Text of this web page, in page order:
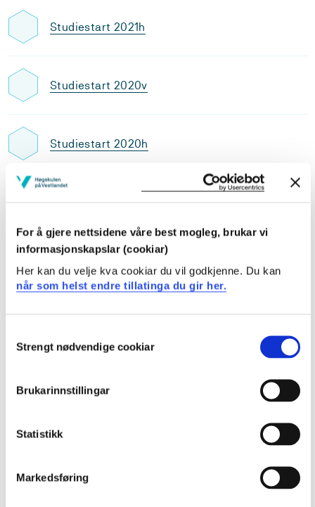
For å gjere nettsidene våre best mogleg, brukar vi
informasjonskapslar (cookiar)
Her kan du velje kva cookiar du vil godkjenne. Du kan
når som helst endre tillatinga du gir her.
Selection
Strengt nødvendige cookiar
Brukarinnstillingar
Statistikk
Markedsføring
Studiestart 2021h
Studiestart 2020v
Studiestart 2020h
Utdanningsplan 2019 vår, 30
Oversikt